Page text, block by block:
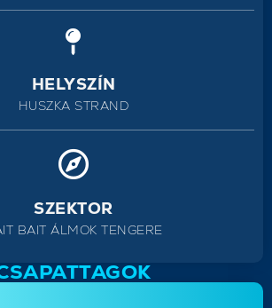
HELYSZÍN
HUSZKA STRAND
SZEKTOR
BAIT ÁLMOK TENGERE